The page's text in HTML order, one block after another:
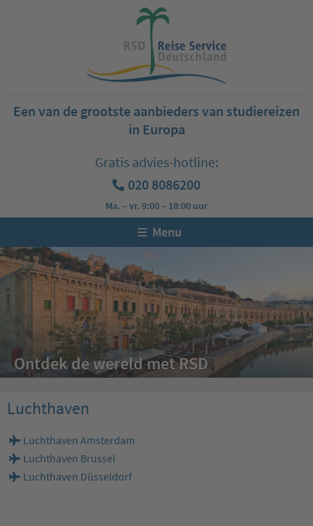
Een van de grootste aanbieders van studiereizen
in Europa
Gratis advies-hotline:
020 8086200
Ma. – vr. 9:00 – 18:00 uur
Menu
Ontdek de wereld met RSD
Luchthaven
Luchthaven Amsterdam
Luchthaven Brussel
Luchthaven Düsseldorf